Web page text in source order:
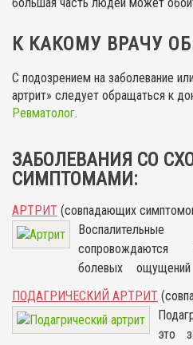
К КАКОМУ ВРАЧУ
С подозрением на заболевание
артрит» следует обращаться к
Ревматолог.
ЗАБОЛЕВАНИЯ СО
СИМПТОМАМИ:
АРТРИТ (совпадающих
сопровождаются
болевых
артритом. По сути,
которое
суставов,
ПОДАГРИЧЕСКИЙ АРТРИТ
это